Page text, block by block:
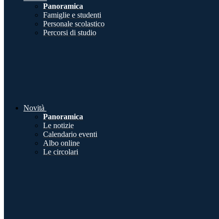
Panoramica
Famiglie e studenti
Personale scolastico
Percorsi di studio
Novità
Panoramica
Le notizie
Calendario eventi
Albo online
Le circolari